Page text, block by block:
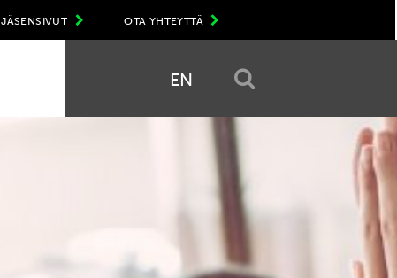
OTA YHTEYTTÄ
JÄSENSIVUT
EN